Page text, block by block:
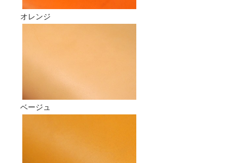
オレンジ
ベージュ